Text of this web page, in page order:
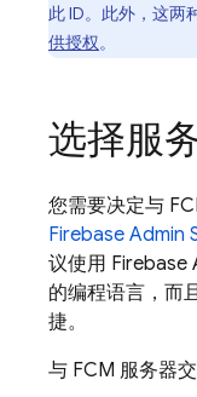
此 ID。此外，这两
供授权。
选择服
您需要决定与
Firebase Admin
议使用 Firebase
的编程语言，而
捷。
与 FCM 服务器